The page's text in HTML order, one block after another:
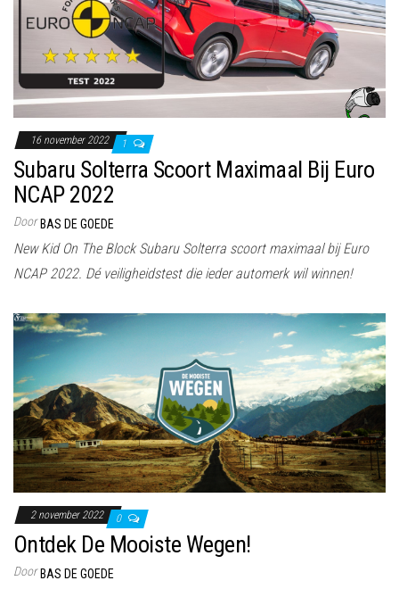
16 november 2022 1
Subaru Solterra Scoort Maximaal Bij Euro
NCAP 2022
Door BAS DE GOEDE
New Kid On The Block Subaru Solterra scoort maximaal bij Euro
NCAP 2022. Dé veiligheidstest die ieder automerk wil winnen!
2 november 2022 0
Ontdek De Mooiste Wegen!
Door BAS DE GOEDE